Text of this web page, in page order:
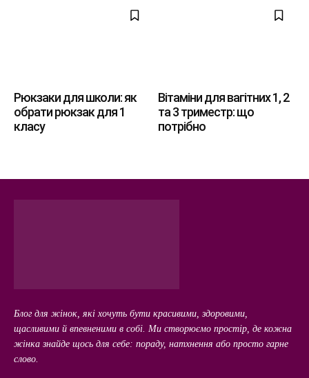
Рюкзаки для школи: як
обрати рюкзак для 1
класу
Вітаміни для вагітних 1, 2
та 3 триместр: що
потрібно
Блог для жінок, які хочуть бути красивими, здоровими,
щасливими й впевненими в собі. Ми створюємо простір, де кожна
жінка знайде щось для себе: пораду, натхнення або просто гарне
слово.